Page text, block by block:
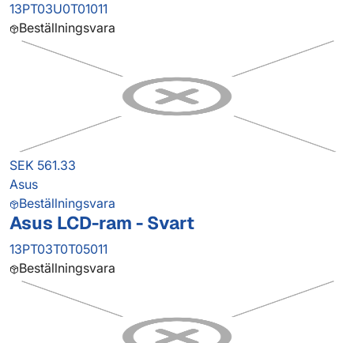
13PT03U0T01011
Beställningsvara
SEK 561.33
Asus
Beställningsvara
Asus LCD-ram - Svart
13PT03T0T05011
Beställningsvara